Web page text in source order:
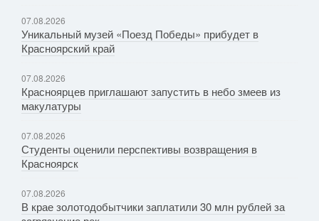
07.08.2026
Уникальный музей «Поезд Победы» прибудет в
Красноярский край
07.08.2026
Красноярцев приглашают запустить в небо змеев из
макулатуры
07.08.2026
Студенты оценили перспективы возвращения в
Красноярск
07.08.2026
В крае золотодобытчики заплатили 30 млн рублей за